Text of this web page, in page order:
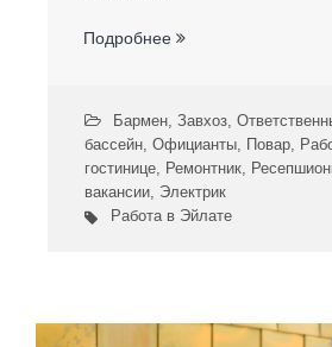
Подробнее
Бармен, Завхоз,
бассейн, Официанты, Повар,
гостинице, Ремонтник,
вакансии, Электрик
Работа в Эйлате